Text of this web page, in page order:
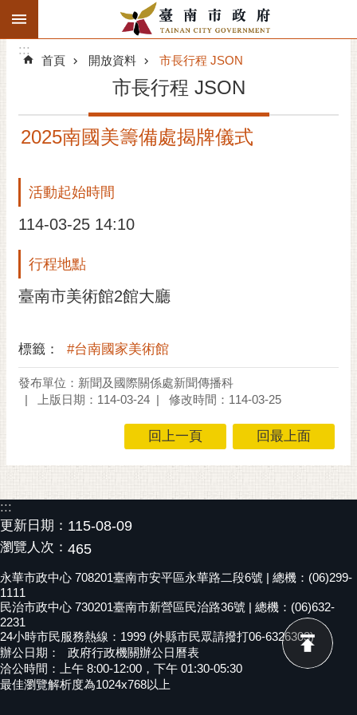
跳到主要內容區塊
搜
階
精彩府城
市府動態
市府團隊
主題服務
市政資訊
黃
偉
光
泉
桐
花
祭
網
站
導
覽
訂
:::
:::
首頁 開放資料 市長行程 JSON
市長行程 JSON
2025南國美籌備處揭牌儀式
活動起始時間
114-03-25 14:10
行程地點
臺南市美術館2館大廳
標籤： #台南國家美術館
發布單位：新聞及國際關係處新聞傳播科
上版日期：114-03-24
修改時間：114-03-25
回上一頁 回最上面
:::
更新日期： 115-08-09
瀏覽人次： 465
永華市政中心 708201臺南市安平區永華路二段6號 | 總機：(06)299-
1111
民治市政中心 730201臺南市新營區民治路36號 | 總機：(06)632-
2231
24小時市民服務熱線：1999 (外縣市民眾請撥打06-6326303)
辦公日期：
政府行政機關辦公日曆表
洽公時間：上午 8:00-12:00，下午 01:30-05:30
最佳瀏覽解析度為1024x768以上